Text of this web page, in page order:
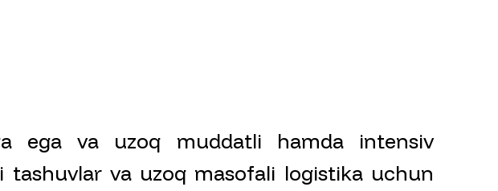
ega va uzoq muddatli hamda intensiv
tashuvlar va uzoq masofali logistika uchun